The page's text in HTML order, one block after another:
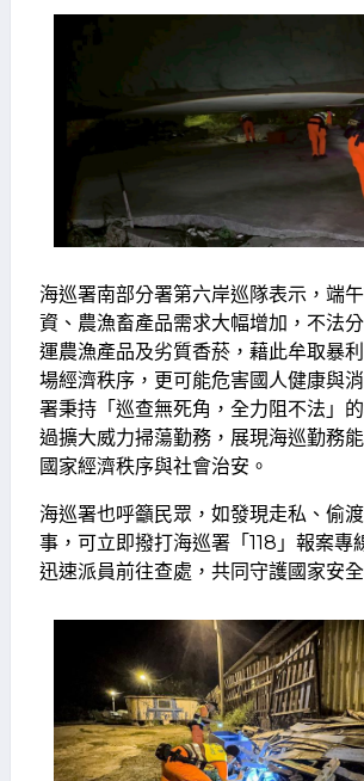
海巡署南部分署第六岸巡隊表示，端
資、農漁畜產品需求大幅增加，不法
運農漁產品及劣質香菸，藉此牟取暴
場經濟秩序，更可能危害國人健康與
署秉持「巡查無死角，全力阻不法」
過擴大威力掃蕩勤務，展現海巡勤務
國家經濟秩序與社會治安。
海巡署也呼籲民眾，如發現走私、偷
事，可立即撥打海巡署「118」報案專
迅速派員前往查處，共同守護國家安